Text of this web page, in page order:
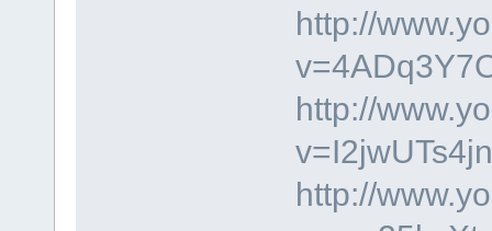
http://
http://
http://